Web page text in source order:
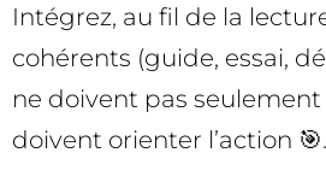
Intégrez, au fil de la
cohérents (guide, essai,
ne doivent pas
doivent orienter l’action 🎯.